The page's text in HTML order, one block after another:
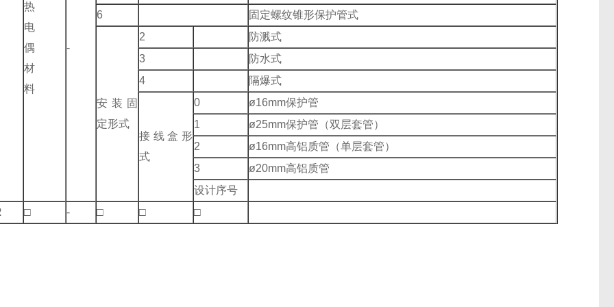
热
电
偶
材
料
-
6 固定螺纹锥形保护管式
安装固
定形式
2
防溅式
3
防水式
4
隔爆式
接线盒形
式
0
ø16mm保护管
1
ø25mm保护管（双层套管）
2
ø16mm高铝质管（单层套管）
3
ø20mm高铝质管
设计序号
□ - □ □ □